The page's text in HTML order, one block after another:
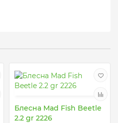
Блесна Mad Fish Beetle
2.2 gr 2226